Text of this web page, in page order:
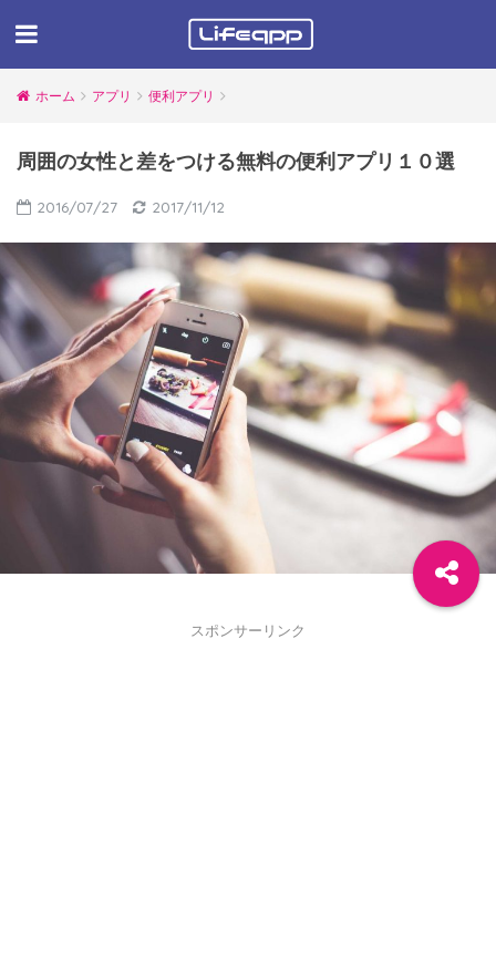
ホーム アプリ 便利アプリ
周囲の女性と差をつける無料の便利アプリ１０選
2016/07/27 2017/11/12
スポンサーリンク